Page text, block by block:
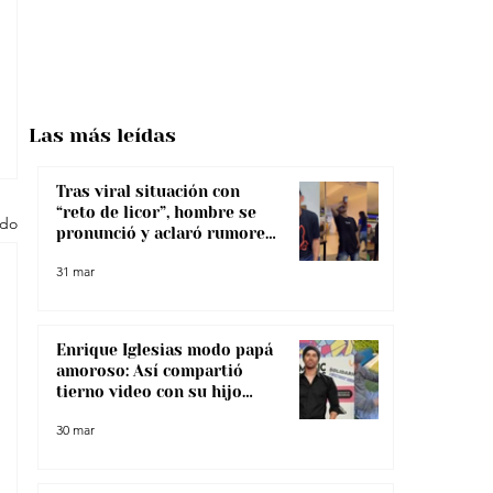
Tras viral situación con
“reto de licor”, hombre se
pronunció y aclaró rumores
31 mar
Enrique Iglesias modo papá
amoroso: Así compartió
tierno video con su hijo
30 mar
Las más leídas